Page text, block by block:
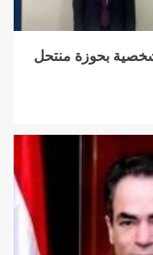
شخصية بحوزة منتحل